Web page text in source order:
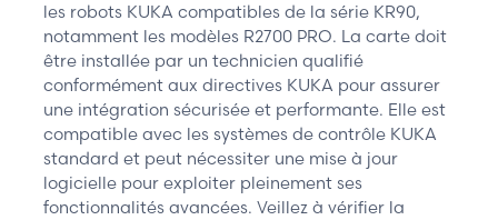
les robots KUKA compatibles de la série KR90,
notamment les modèles R2700 PRO. La carte doit
être installée par un technicien qualifié
conformément aux directives KUKA pour assurer
une intégration sécurisée et performante. Elle est
compatible avec les systèmes de contrôle KUKA
standard et peut nécessiter une mise à jour
logicielle pour exploiter pleinement ses
fonctionnalités avancées. Veillez à vérifier la